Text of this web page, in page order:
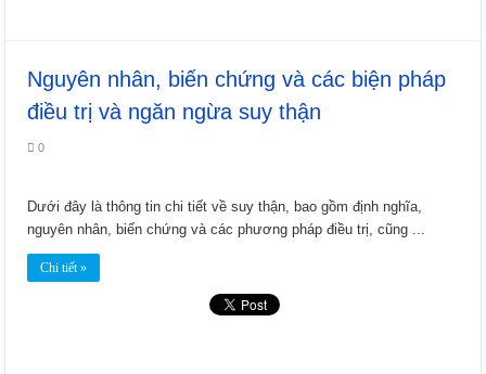
Nguyên nhân, biến chứng và các biện pháp
điều trị và ngăn ngừa suy thận
0
Dưới đây là thông tin chi tiết về suy thận, bao gồm định nghĩa,
nguyên nhân, biến chứng và các phương pháp điều trị, cũng ...
Chi tiết »